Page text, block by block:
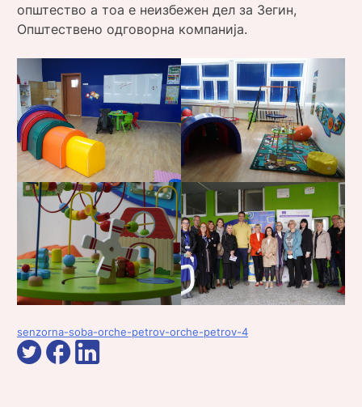
општество а тоа е неизбежен дел за Зегин,
Општествено одговорна компанија.
senzorna-soba-orche-petrov-orche-petrov-4